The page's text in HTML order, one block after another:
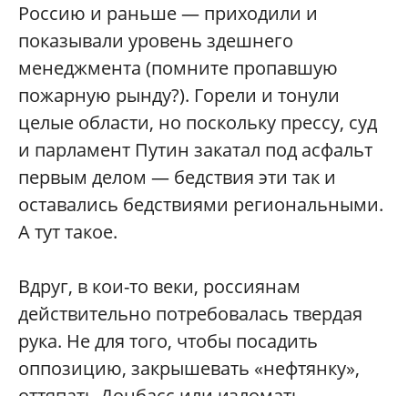
Россию и раньше — приходили и
показывали уровень здешнего
менеджмента (помните пропавшую
пожарную рынду?). Горели и тонули
целые области, но поскольку прессу, суд
и парламент Путин закатал под асфальт
первым делом — бедствия эти так и
оставались бедствиями региональными.
А тут такое.
Вдруг, в кои-то веки, россиянам
действительно потребовалась твердая
рука. Не для того, чтобы посадить
оппозицию, закрышевать «нефтянку»,